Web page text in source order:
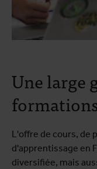
Une large
L'offre de cours, de
d'apprentissage en
diversifiée, mais